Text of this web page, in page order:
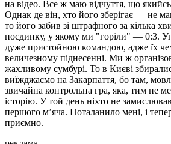
на відео. Все ж маю відчуття, що якийсь
Однак де він, хто його зберігає — не
то його забив зі штрафного за кілька
поєдинку, у якому ми "горіли" — 0:3.
дуже пристойною командою, адже їх
величезному піднесенні. Ми ж
жахливому сумбурі. То в Києві
виїжджаємо на Закарпаття, бо там,
звичайна контрольна гра, яка, тим не
історію. У той день ніхто не
першого м’яча. Поталанило мені, і
приємно.